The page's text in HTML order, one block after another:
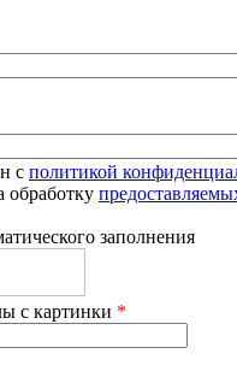
с политикой
обработку
заполнения
с картинки *